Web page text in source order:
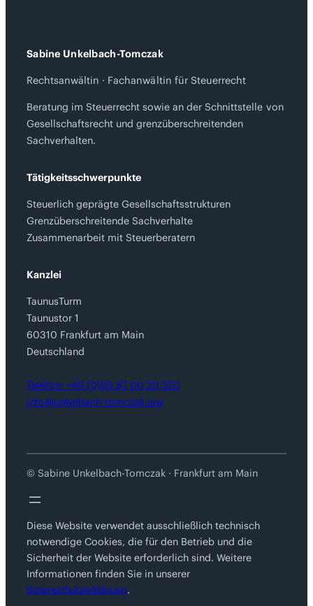
Sabine Unkelbach-Tomczak
Rechtsanwältin · Fachanwältin für Steuerrecht
Beratung im Steuerrecht sowie an der Schnittstelle von
Gesellschaftsrecht und grenzüberschreitenden
Sachverhalten.
Tätigkeitsschwerpunkte
Steuerlich geprägte Gesellschaftsstrukturen
Grenzüberschreitende Sachverhalte
Zusammenarbeit mit Steuerberatern
Kanzlei
TaunusTurm
Taunustor 1
60310 Frankfurt am Main
Deutschland
Telefon: +49 (0)69 87 00 20 520
info@unkelbach-tomczak.law
© Sabine Unkelbach-Tomczak · Frankfurt am Main
Diese Website verwendet ausschließlich technisch
notwendige Cookies, die für den Betrieb und die
Sicherheit der Website erforderlich sind. Weitere
Informationen finden Sie in unserer
Datenschutzerklärung.